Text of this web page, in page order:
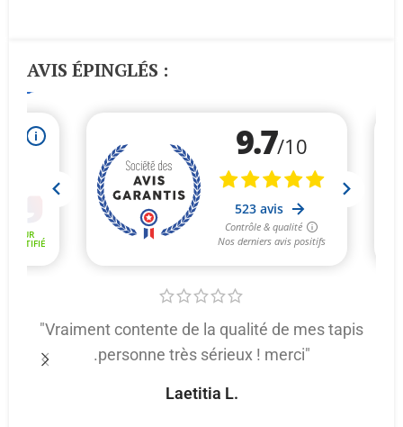
AVIS ÉPINGLÉS :
"Vraiment contente de la qualité de mes tapis
.personne très sérieux ! merci"
Laetitia L.